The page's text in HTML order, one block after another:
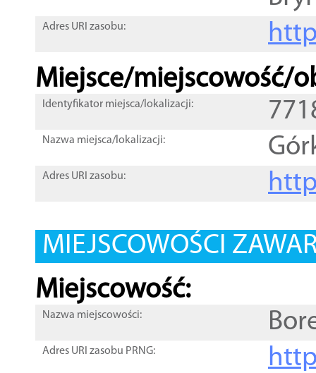
Adres URI zasobu:
Miejsce/miejscowość/
Identyfikator miejsca/lokalizacji:
Nazwa miejsca/lokalizacji:
Adres URI zasobu:
MIEJSCOWOŚCI
Miejscowość:
Nazwa miejscowości:
Adres URI zasobu PRNG: